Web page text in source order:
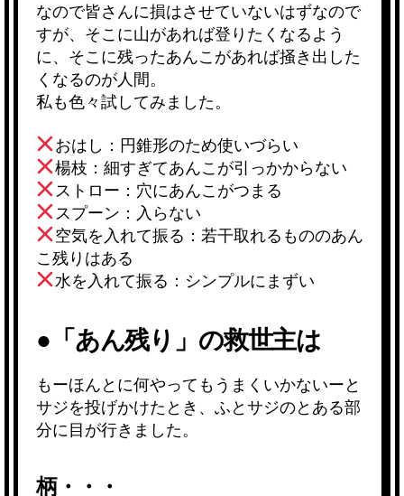
なので皆さんに損はさせていないはずなので
すが、そこに山があれば登りたくなるよう
に、そこに残ったあんこがあれば掻き出した
くなるのが人間。
私も色々試してみました。
おはし：円錐形のため使いづらい
楊枝：細すぎてあんこが引っかからない
ストロー：穴にあんこがつまる
スプーン：入らない
空気を入れて振る：若干取れるもののあん
こ残りはある
水を入れて振る：シンプルにまずい
●「あん残り」の救世主は
もーほんとに何やってもうまくいかないーと
サジを投げかけたとき、ふとサジのとある部
分に目が行きました。
柄・・・